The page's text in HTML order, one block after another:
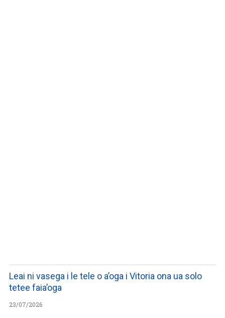
Leai ni vasega i le tele o a’oga i Vitoria ona ua solo
tetee faia’oga
23/07/2026